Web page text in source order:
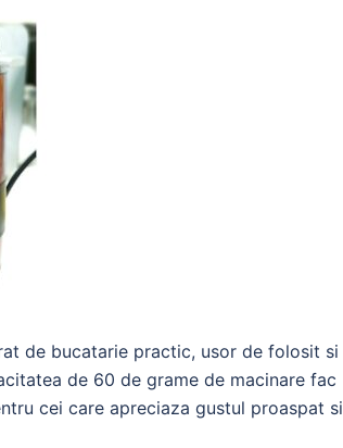
de bucatarie practic, usor de folosit si
de 60 de grame de macinare fac
cei care apreciaza gustul proaspat si